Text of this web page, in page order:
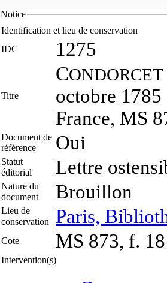
Notice
Identification et lieu de conservation
IDC
1275
Titre
CONDORCET
octobre
France, MS
Document de
référence
Oui
Statut
éditorial
Lettre
Nature du
document
Brouillon
Lieu de
conservation
Paris,
Cote MS 873, f.
Intervention(s)